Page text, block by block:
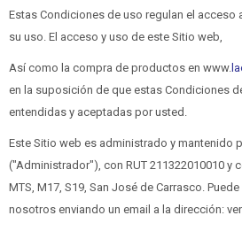
Estas Condiciones de uso regulan el acceso
su uso. El acceso y uso de este Sitio web,
Así como la compra de productos en www.
en la suposición de que estas Condiciones
entendidas y aceptadas por usted.
Este Sitio web es administrado y mantenido
("Administrador"), con RUT 211322010010 y
MTS, M17, S19, San José de Carrasco.
nosotros enviando un email a la dirección: